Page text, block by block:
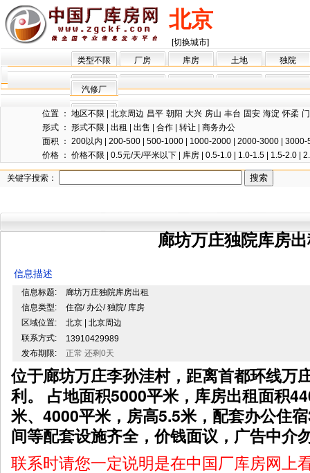
北京
[切换城市]
类型不限
厂房 库房 土地 独院
汽修厂
位置 ： 地区不限 北京周边 昌平 朝阳 大兴 房山 丰台 固安 海淀 怀柔
形式 ： 形式不限 出租 出售 合作 转让
商务办公
面积 ： 200以内 200-500 500-1000 1000-2000 2000-3000
3000-
价格 ： 价格不限 0.5元/天/平米以下 库房 0.5-1.0 1.0-1.5 1.5-2.0
关键字搜索：
廊坊万庄独院库房
信息描述
信息标题:
廊坊万庄独院库房出租
信息类型:
住宿/ 办公/ 独院/ 库房
区域位置:
北京 | 北京周边
联系方式:
13910429989
发布期限:
正常 还剩0天
位于廊坊万庄李孙洼村，距离首都环线万
利。 占地面积5000平米，库房出租面积
米、4000平米，房高5.5米，配套办公住
间等配套设施齐全，价钱面议，广告中介
联系时请您一定说明是在中国厂库房网上